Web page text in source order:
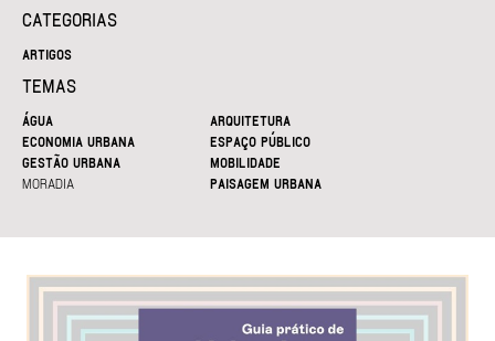
CATEGORIAS
ARTIGOS
TEMAS
ÁGUA
ARQUITETURA
ECONOMIA URBANA
ESPAÇO PÚBLICO
GESTÃO URBANA
MOBILIDADE
MORADIA
PAISAGEM URBANA